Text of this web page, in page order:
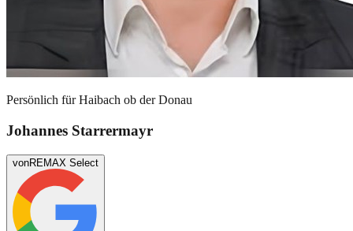
Persönlich fürHaibach ob der Donau
Johannes Starrermayr
vonREMAX Select